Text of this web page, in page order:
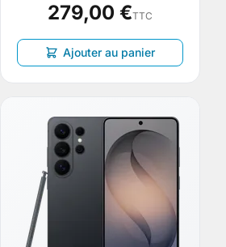
279,00 €TTC
Ajouter au panier